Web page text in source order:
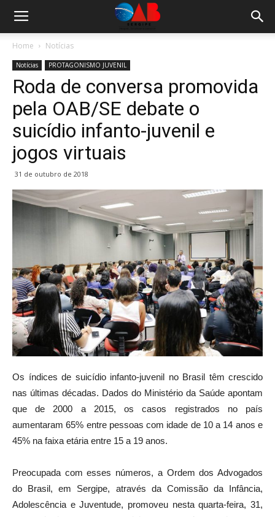
Home Notícias
Notícias PROTAGONISMO JUVENIL
Roda de conversa promovida
pela OAB/SE debate o
suicídio infanto-juvenil e
jogos virtuais
31 de outubro de 2018
Os índices de suicídio infanto-juvenil no Brasil têm crescido
nas últimas décadas. Dados do Ministério da Saúde apontam
que de 2000 a 2015, os casos registrados no país
aumentaram 65% entre pessoas com idade de 10 a 14 anos e
45% na faixa etária entre 15 a 19 anos.
Preocupada com esses números, a Ordem dos Advogados
do Brasil, em Sergipe, através da Comissão da Infância,
Adolescência e Juventude, promoveu nesta quarta-feira, 31,